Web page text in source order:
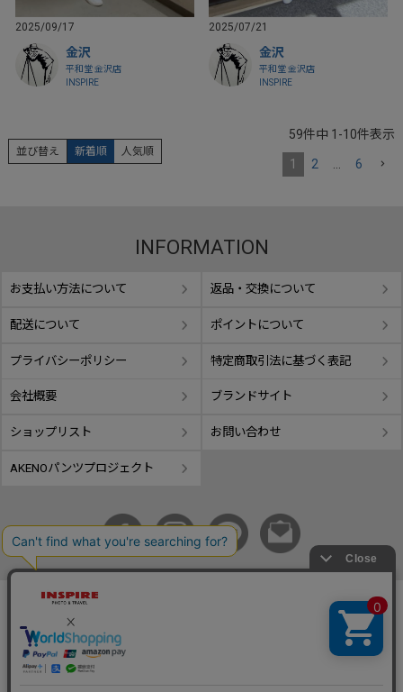
2025/09/17
金沢
平和堂 金沢店
INSPIRE
2025/07/21
金沢
平和堂 金沢店
INSPIRE
並び替え 新着順 人気順
59件中 1 -10件表示
1 2 … 6
INFORMATION
お支払い方法について 返品・交換について
配送について ポイントについて
プライバシーポリシー 特定商取引法に基づく表記
会社概要 ブランドサイト
ショップリスト お問い合わせ
AKENOパンツプロジェクト
copyright © GIFUTAKE All rights reserved.